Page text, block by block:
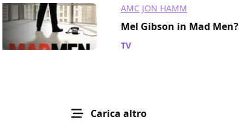
AMC JON HAMM
Mel Gibson in Mad Men?
TV
Carica altro